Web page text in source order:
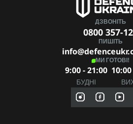
Кольори — койот, хакі.
Combatant Striker — коли футболка
ДЗВОНІТЬ
0800 357-
ПИШІТЬ
МИ ГОТОВІ!
9:00 - 21:00
БУДНІ